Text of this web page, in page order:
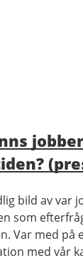
bild av var
som
Var med på
med vår